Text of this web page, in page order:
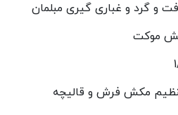
و گرد و غباری گیری مبلمان
موکت
مکش فرش و قالیچه